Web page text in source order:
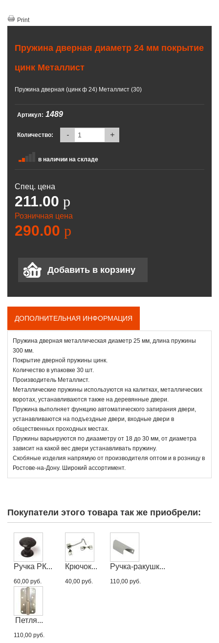
Print
Пружина дверная диаметр 24 мм покрытие
цинк Металлист
Пружина дверная (цинк ф 24) Металлист (30)
Артикул: 1489
Количество: - +
в наличии на складе
Спец. цена
211.00 p
Розничная цена
290.00 p
ДОПОЛНИТЕЛЬНАЯ ИНФОРМАЦИЯ
Пружина дверная металлическая диаметр 25 мм, длина пружины
300 мм.
Покрытие дверной пружины цинк.
Количество в упаковке 30 шт.
Производитель Металлист.
Металлические пружины используются на калитках, металлических
воротах, устанавливаются также на деревянные двери.
Пружина выполняет функцию автоматического запирания двери,
устанавливаются на подъездные двери, входные двери в
общественных проходных местах.
Пружины варьируются по диааметру от 18 до 30 мм, от диаметра
зависит на какой вес двери устанавливать пружину.
Скобяные изделия напрямую от производителя оптом и в розницу в
Ростове-на-Дону. Широкий ассортимент.
Покупатели этого товара так же приобрели:
Ручка РК...
60,00 руб.
Крючок...
40,00 руб.
Ручка-ракушк...
110,00 руб.
Петля...
110,00 руб.